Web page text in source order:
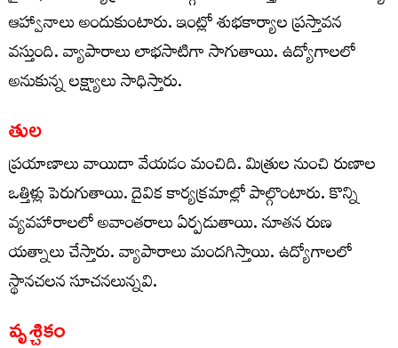
ఆహ్వానాలు అందుకుంటారు. ఇంట్లో శుభకార్యాల ప్రస్తావన
వస్తుంది. వ్యాపారాలు లాభసాటిగా సాగుతాయి. ఉద్యోగాలలో
అనుకున్న లక్ష్యాలు సాధిస్తారు.
తుల
ప్రయాణాలు వాయిదా వేయడం మంచిది. మిత్రుల నుంచి రుణాల
ఒత్తిళ్లు పెరుగుతాయి. దైవిక కార్యక్రమాల్లో పాల్గొంటారు. కొన్ని
వ్యవహారాలలో అవాంతరాలు ఏర్పడుతాయి. నూతన రుణ
యత్నాలు చేస్తారు. వ్యాపారాలు మందగిస్తాయి. ఉద్యోగాలలో
స్థానచలన సూచనలున్నవి.
వృశ్చికం